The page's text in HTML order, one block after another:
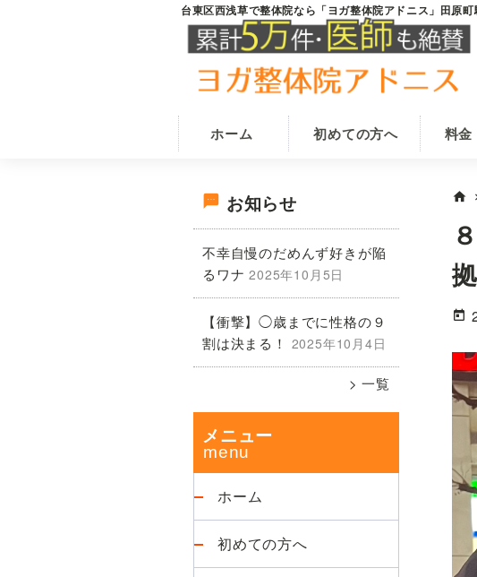
台東区西浅草で整体院なら「ヨガ整体院アドニス」田原
台
区
草
の
整
体
ニ
田
原
か
ら
ホーム 初めての方へ 料金
home
拠
最
初
の
サ
ド
バ
ー
お知らせ
不幸自慢のだめんず好きが陥
るワナ 2025年10月5日
【衝撃】◯歳までに性格の９
割は決まる！ 2025年10月4日
一覧
メニュー
ホーム
初めての方へ